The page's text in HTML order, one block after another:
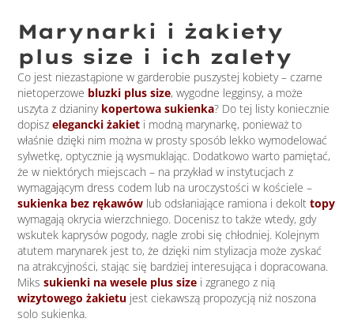
Marynarki i żakiety
plus size i ich zalety
Co jest niezastąpione w garderobie puszystej kobiety – czarne
nietoperzowe bluzki plus size, wygodne legginsy, a może
uszyta z dzianiny kopertowa sukienka? Do tej listy koniecznie
dopiszelegancki żakiet i modną marynarkę, ponieważ to
właśnie dzięki nim można w prosty sposób lekko wymodelować
sylwetkę, optycznie ją wysmuklając. Dodatkowo warto pamiętać,
że w niektórych miejscach – na przykład w instytucjach z
wymagającym dress codem lub na uroczystości w kościele –
sukienka bez rękawów lub odsłaniające ramiona i dekolttopy
wymagają okrycia wierzchniego. Docenisz to także wtedy, gdy
wskutek kaprysów pogody, nagle zrobi się chłodniej. Kolejnym
atutem marynarek jest to, że dzięki nim stylizacja może zyskać
na atrakcyjności, stając się bardziej interesująca i dopracowana.
Mikssukienki na wesele plus size i zgranego z nią
wizytowego żakietu jest ciekawszą propozycją niż noszona
solo sukienka.